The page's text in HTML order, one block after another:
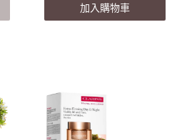
加入購物車